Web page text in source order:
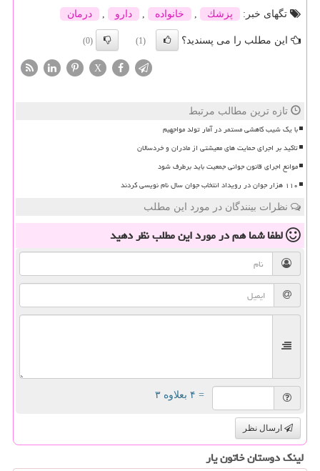
تگهای خبر:
پزشك , خانواده , دارو , درمان
این مطلب را می پسندید؟ (1)
(0)
X
تازه ترین مطالب مرتبط
با یک شیب کاهشی مستمر در آمار تولد مواجهیم
تاکید بر اجرای حمایت های معیشتی از مادران و خردسالان
موانع اجرای قانون جوانی جمعیت باید برطرف شود
۱۱۰ هزار جوان در رویداد انتخاب جوان سال نام نویسی کردند
نظرات بینندگان در مورد این مطلب
لطفا شما همدر مورد این مطلبنظر دهید
= ۴ بعلاوه ۳
ارسال نظر
لینک دوستان خاتون یار